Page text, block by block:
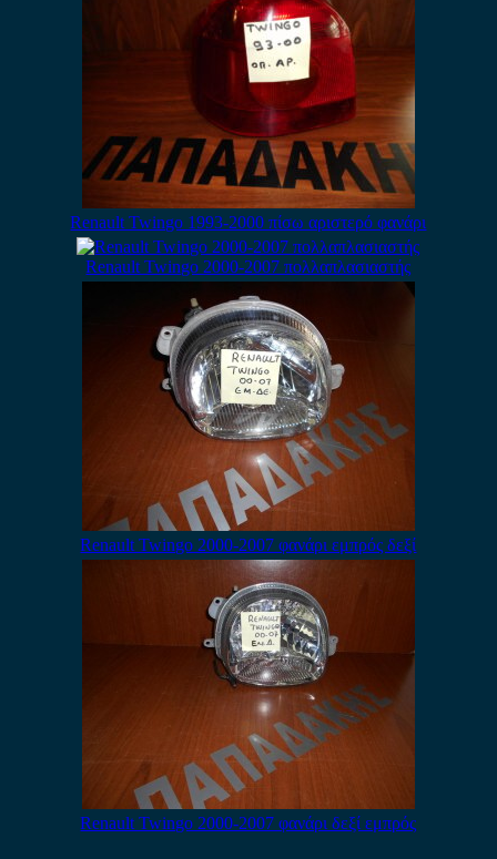
Renault Twingo 1993-2000 πίσω αριστερό φανάρι
Renault Twingo 2000-2007 πολλαπλασιαστής
Renault Twingo 2000-2007 φανάρι εμπρός δεξί
Renault Twingo 2000-2007 φανάρι δεξί εμπρός